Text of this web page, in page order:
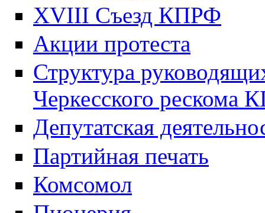
XVIII Cъезд КПРФ
Акции протеста
Структура
Черкесского рескома
Депутатская
Партийная печать
Комсомол